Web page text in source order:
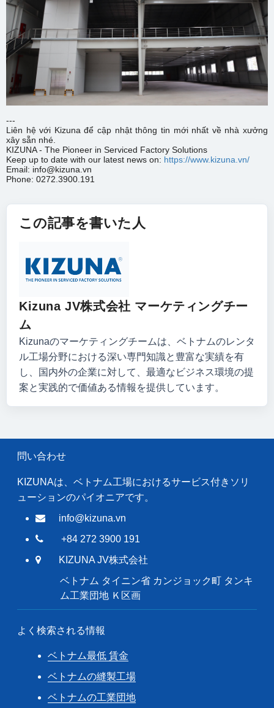
---
Liên hệ với Kizuna để cập nhật thông tin mới nhất về nhà xưởng
xây sẵn nhé.
KIZUNA - The Pioneer in Serviced Factory Solutions
Keep up to date with our latest news on: https://www.kizuna.vn/
Email: info@kizuna.vn
Phone: 0272.3900.191
この記事を書いた人
Kizuna JV株式会社 マーケティングチー
ム
Kizunaのマーケティングチームは、ベトナムのレンタ
ル工場分野における深い専門知識と豊富な実績を有
し、国内外の企業に対して、最適なビジネス環境の提
案と実践的で価値ある情報を提供しています。
問い合わせ
KIZUNAは、ベトナム工場におけるサービス付きソリ
ューションのパイオニアです。
info@kizuna.vn
+84 272 3900 191
KIZUNA JV株式会社
ベトナム タイニン省 カンジョック町 タンキ
ム工業団地 Ｋ区画
よく検索される情報
ベトナム最低 賃金
ベトナムの縫製工場
ベトナムの工業団地